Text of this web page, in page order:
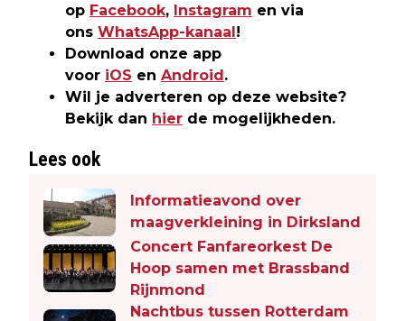
op Facebook, Instagram en via
ons WhatsApp-kanaal!
Download onze app
voor iOS en Android.
Wil je adverteren op deze website?
Bekijk dan hier de mogelijkheden.
Lees ook
Informatieavond over
maagverkleining in Dirksland
Concert Fanfareorkest De
Hoop samen met Brassband
Rijnmond
Nachtbus tussen Rotterdam